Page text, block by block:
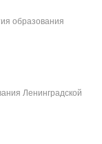
образования
Ленинградской